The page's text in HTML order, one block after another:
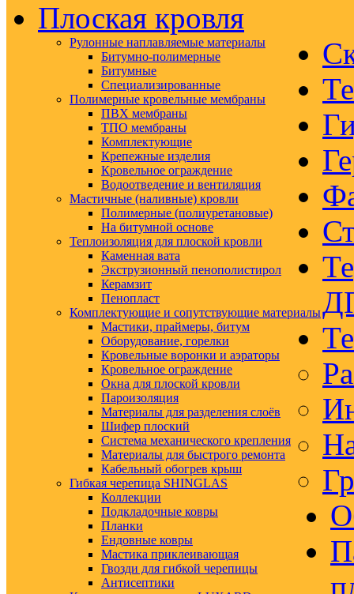
Плоская кровля
Рулонные наплавляемые материалы
Битумно-полимерные
Битумные
Специализированные
Полимерные кровельные мембраны
ПВХ мембраны
ТПО мембраны
Комплектующие
Крепежные изделия
Кровельное ограждение
Водоотведение и вентиляция
Мастичные (наливные) кровли
Полимерные (полиуретановые)
На битумной основе
Теплоизоляция для плоской кровли
Каменная вата
Экструзионный пенополистирол
Керамзит
Пенопласт
Комплектующие и сопутствующие материалы
Мастики, праймеры, битум
Оборудование, горелки
Кровельные воронки и аэраторы
Кровельное ограждение
Окна для плоской кровли
Пароизоляция
Материалы для разделения слоёв
Шифер плоский
Система механического крепления
Материалы для быстрого ремонта
Кабельный обогрев крыш
Гибкая черепица SHINGLAS
Коллекции
Подкладочные ковры
Планки
Ендовные ковры
Мастика приклеивающая
Гвозди для гибкой черепицы
Антисептики